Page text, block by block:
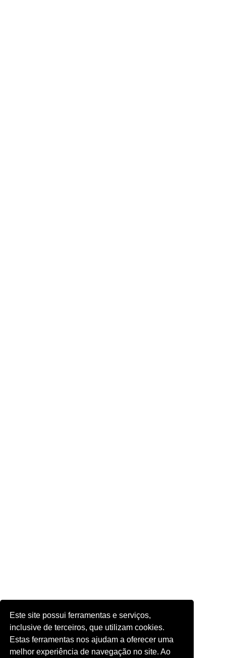
Este site possui ferramentas e serviços,
inclusive de terceiros, que utilizam cookies.
Estas ferramentas nos ajudam a oferecer uma
melhor experiência de navegação no site. Ao